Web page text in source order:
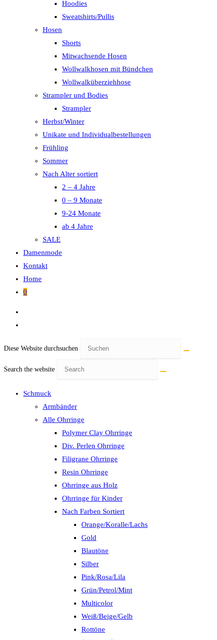
Hoodies
Sweatshirts/Pullis
Hosen
Shorts
Mitwachsende Hosen
Wollwalkhosen mit Bündchen
Wollwalküberziehhose
Strampler und Bodies
Strampler
Herbst/Winter
Unikate und Individualbestellungen
Frühling
Sommer
Nach Alter sortiert
2 – 4 Jahre
0 – 9 Monate
9-24 Monate
ab 4 Jahre
SALE
Damenmode
Kontakt
Home
0
Diese Website durchsuchen
Search the website
Schmuck
Armbänder
Alle Ohrringe
Polymer Clay Ohrringe
Div. Perlen Ohrringe
Filigrane Ohrringe
Resin Ohrringe
Ohrringe aus Holz
Ohrringe für Kinder
Nach Farben Sortiert
Orange/Koralle/Lachs
Gold
Blautöne
Silber
Pink/Rosa/Lila
Grün/Petrol/Mint
Multicolor
Weiß/Beige/Gelb
Rottöne